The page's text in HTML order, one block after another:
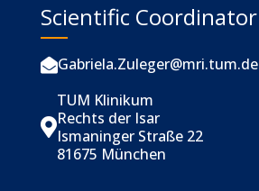
Scientific Coordinator
Gabriela.Zuleger@mri.tum.de

TUM Klinikum
Rechts der Isar
Ismaninger Straße 22
81675 München